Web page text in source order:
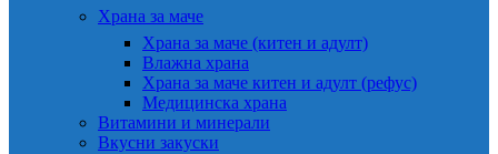
Храна за маче
Храна за маче (китен и адулт)
Влажна храна
Храна за маче китен и адулт (рефус)
Медицинска храна
Витамини и минерали
Вкусни закуски